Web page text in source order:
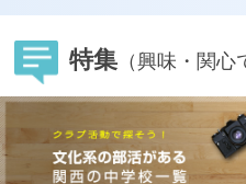
特集 （興味・関心